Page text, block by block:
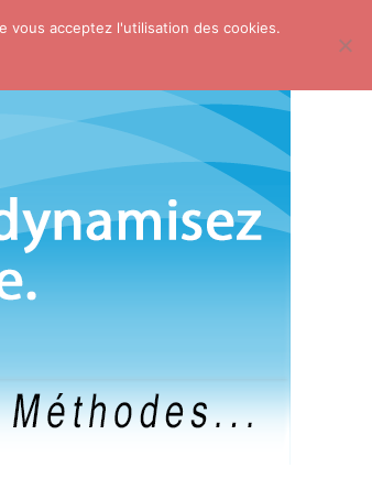
vous acceptez l'utilisation des cookies.